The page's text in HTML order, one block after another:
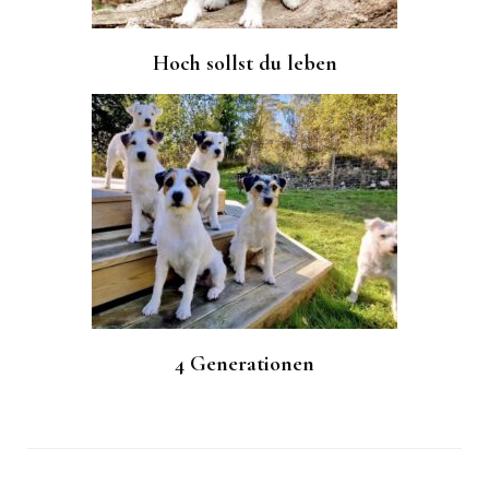
Hoch sollst du leben
4 Generationen